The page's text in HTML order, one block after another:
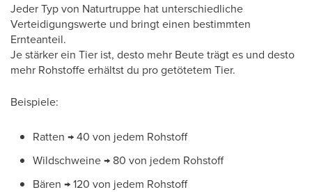
Jeder Typ von Naturtruppe hat unterschiedliche
Verteidigungswerte und bringt einen bestimmten
Ernteanteil.
Je stärker ein Tier ist, desto mehr Beute trägt es und desto
mehr Rohstoffe erhältst du pro getötetem Tier.
Beispiele:
Ratten → 40 von jedem Rohstoff
Wildschweine → 80 von jedem Rohstoff
Bären → 120 von jedem Rohstoff